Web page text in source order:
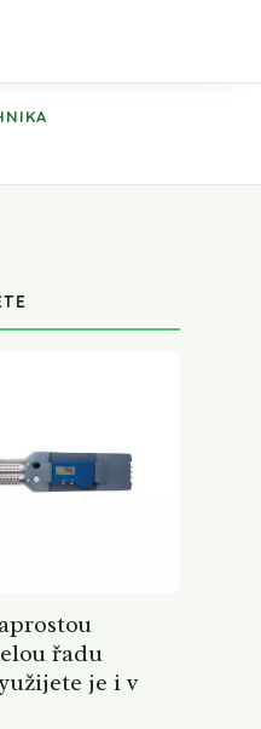
řadu
je i v